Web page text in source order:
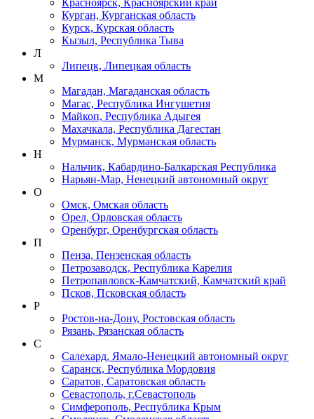
Курган, Курганская область
Курск, Курская область
Кызыл, Республика Тыва
Л
Липецк, Липецкая область
М
Магадан, Магаданская область
Магас, Республика Ингушетия
Майкоп, Республика Адыгея
Махачкала, Республика Дагестан
Мурманск, Мурманская область
Н
Нальчик, Кабардино-Балкарская Республика
Нарьян-Мар, Ненецкий автономный округ
О
Омск, Омская область
Орел, Орловская область
Оренбург, Оренбургская область
П
Пенза, Пензенская область
Петрозаводск, Республика Карелия
Петропавловск-Камчатский, Камчатский край
Псков, Псковская область
Р
Ростов-на-Дону, Ростовская область
Рязань, Рязанская область
С
Салехард, Ямало-Ненецкий автономный округ
Саранск, Республика Мордовия
Саратов, Саратовская область
Севастополь, г.Севастополь
Симферополь, Республика Крым